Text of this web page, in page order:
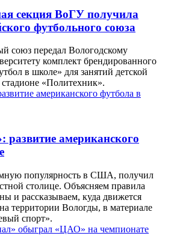
секция ВоГУ получила
футбольного союза
союз передал Вологодскому
комплект брендированного
в школе» для занятий детской
«Политехник».
американского
популярность в США, получил
столице. Объясняем правила
и рассказываем, куда движется
территории Вологды, в материале
спорт».